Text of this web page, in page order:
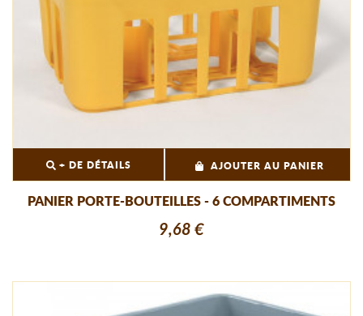
+ DE DÉTAILS AJOUTER AU PANIER
PANIER PORTE-BOUTEILLES - 6 COMPARTIMENTS
9,68 €